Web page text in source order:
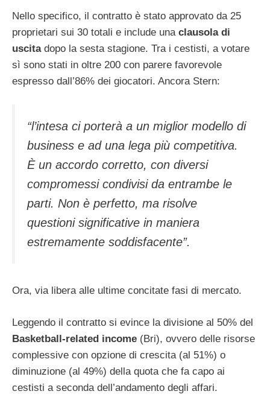
Nello specifico, il contratto è stato approvato da 25
proprietari sui 30 totali e include unaclausola di
uscitadopo la sesta stagione. Tra i cestisti, a votare
sì sono stati in oltre 200 con parere favorevole
espresso dall’86% dei giocatori. Ancora Stern:
“l’intesa ci porterà a un miglior modello di
business e ad una lega più competitiva.
È un accordo corretto, con diversi
compromessi condivisi da entrambe le
parti. Non è perfetto, ma risolve
questioni significative in maniera
estremamente soddisfacente”.
Ora, via libera alle ultime concitate fasi di mercato.
Leggendo il contratto si evince la divisione al 50% del
Basketball-related income (Bri), ovvero delle risorse
complessive con opzione di crescita (al 51%) o
diminuzione (al 49%) della quota che fa capo ai
cestisti a seconda dell’andamento degli affari.